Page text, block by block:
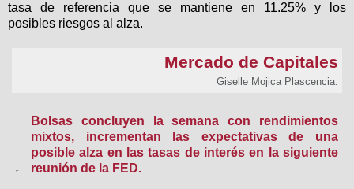
tasa de referencia que se mantiene en 11.25% y los
posibles riesgos al alza.
Mercado de Capitales
Giselle Mojica Plascencia.
Bolsas concluyen la semana con rendimientos
mixtos, incrementan las expectativas de una
posible alza en las tasas de interés en la siguiente
reunión de la FED.